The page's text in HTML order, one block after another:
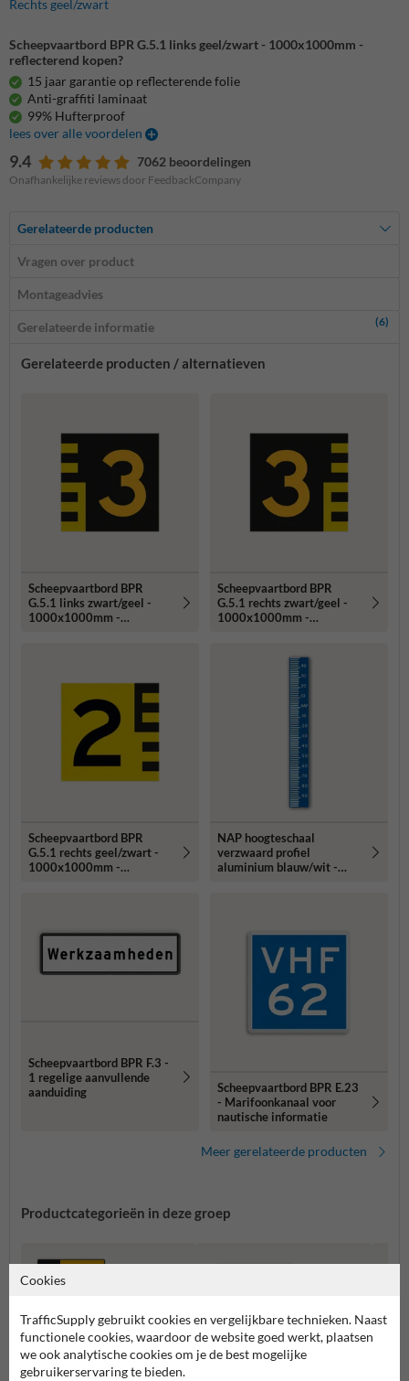
Rechts geel/zwart
Scheepvaartbord BPR G.5.1 links geel/zwart - 1000x1000mm -
reflecterend kopen?
15 jaar garantie op reflecterende folie
Anti-graffiti laminaat
99% Hufterproof
lees over alle voordelen
9.4 7062 beoordelingen
Onafhankelijke reviews door FeedbackCompany
Gerelateerde producten
Vragen over product
Montageadvies
Gerelateerde informatie (6)
Gerelateerde producten / alternatieven
Scheepvaartbord BPR
G.5.1 links zwart/geel -
1000x1000mm -
Scheepvaartbord BPR
G.5.1 rechts zwart/geel -
1000x1000mm -
Scheepvaartbord BPR
G.5.1 rechts geel/zwart -
1000x1000mm -
NAP hoogteschaal
verzwaard profiel
aluminium blauw/wit -
Scheepvaartbord BPR F.3 -
1 regelige aanvullende
aanduiding
Scheepvaartbord BPR E.23
- Marifoonkanaal voor
nautische informatie
Meer gerelateerde producten
Productcategorieën in deze groep
Cookies
TrafficSupply gebruikt cookies en vergelijkbare technieken. Naast
functionele cookies, waardoor de website goed werkt, plaatsen
we ook analytische cookies om je de best mogelijke
gebruikerservaring te bieden.